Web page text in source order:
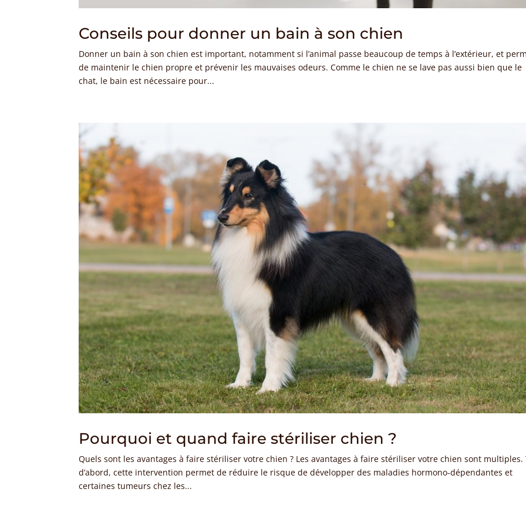
Conseils pour donner un bain à son chien
Donner un bain à son chien est important, notamment si l’animal passe beaucoup de temps à l’extérieur, et
de maintenir le chien propre et prévenir les mauvaises odeurs. Comme le chien ne se lave pas aussi bien que le
chat, le bain est nécessaire pour...
Pourquoi et quand faire stériliser chien ?
Quels sont les avantages à faire stériliser votre chien ? Les avantages à faire stériliser votre chien sont multiples.
d’abord, cette intervention permet de réduire le risque de développer des maladies hormono-dépendantes et
certaines tumeurs chez les...